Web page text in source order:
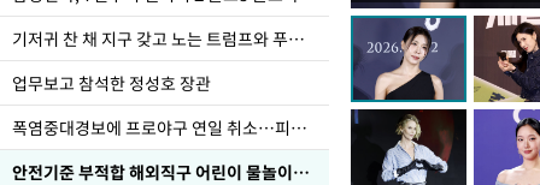
기저귀 찬 채 지구 갖고 노는 트럼프와 푸틴 형상 미로
업무보고 참석한 정성호 장관
폭염중대경보에 프로야구 연일 취소…피칭 연습장 '52도'
안전기준 부적합 해외직구 어린이 물놀이용품 판매 중단 요청한 서울시
선 다해 강구해야"